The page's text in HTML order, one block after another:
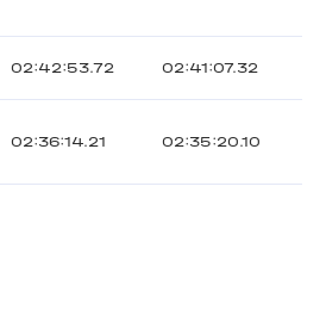
02:42:53.72 02:41:07.32
02:36:14.21 02:35:20.10